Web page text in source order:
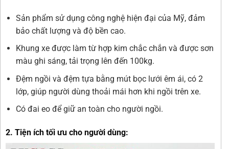
Sản phẩm sử dụng công nghệ hiện đại của Mỹ, đảm
bảo chất lượng và độ bền cao.
Khung xe được làm từ hợp kim chắc chắn và được sơn
màu ghi sáng, tải trọng lên đến 100kg.
Đệm ngồi và đệm tựa bằng mút bọc lưới êm ái, có 2
lớp, giúp người dùng thoải mái hơn khi ngồi trên xe.
Có đai eo để giữ an toàn cho người ngồi.
2. Tiện ích tối ưu cho người dùng: